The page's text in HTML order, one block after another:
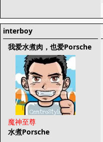
interboy
我爱水煮肉，也爱Porsche
魔神至尊
水煮Porsche